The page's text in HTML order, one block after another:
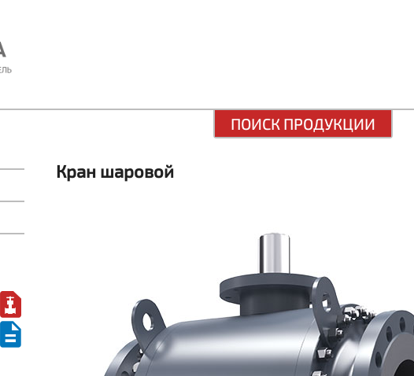
ПОИСК ПРОДУКЦИИ
Кран шаровой